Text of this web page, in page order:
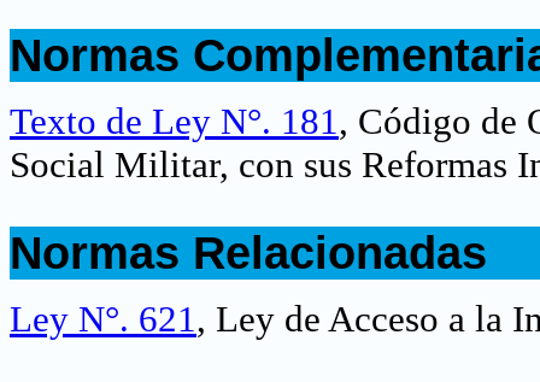
Normas
Texto de Ley N°. 181, Código de
Social Militar, con sus Reformas
Normas Relacionadas
Ley N°. 621, Ley de Acceso a la